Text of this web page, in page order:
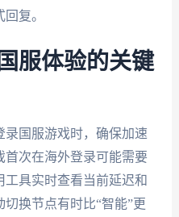
复。
服体验的关键
录国服游戏时，确保加速
次在海外登录可能需要
具实时查看当前延迟和
换节点有时比“智能”更